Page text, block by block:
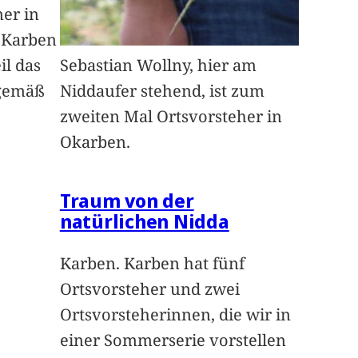
in
das
Sebastian Wollny, hier am
Niddaufer stehend, ist zum
zweiten Mal Ortsvorsteher in
Okarben.
Traum von der
natürlichen Nidda
Karben. Karben hat fünf
Ortsvorsteher und zwei
Ortsvorsteherinnen, die wir in
einer Sommerserie vorstellen